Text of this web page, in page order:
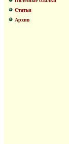
Статьи
Архив